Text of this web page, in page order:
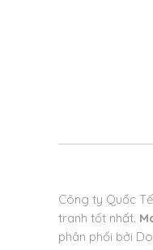
Công ty Quốc
tranh tốt nhất.
phân phối bởi